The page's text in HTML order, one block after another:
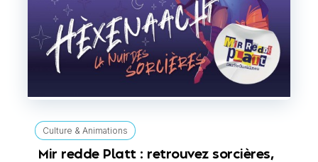
Culture & Animations
Mir redde Platt : retrouvez sorcières,